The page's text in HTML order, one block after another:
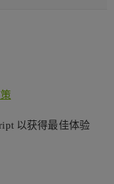
以获得最佳体验